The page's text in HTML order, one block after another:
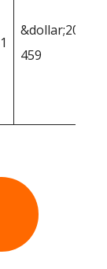
&dollar;201
459